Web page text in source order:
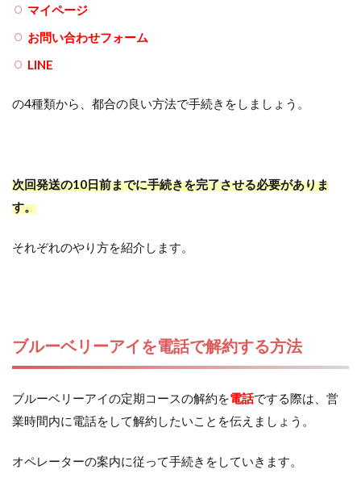
マイページ
お問い合わせフォーム
LINE
の4種類から、都合の良い方法で手続きをしましょう。
次回発送の10日前までに手続きを完了させる必要がありま
す。
それぞれのやり方を紹介します。
ブルーベリーアイを電話で解約する方法
ブルーベリーアイの定期コースの解約を電話でする際は、営
業時間内に電話をして解約したいことを伝えましょう。
オペレーターの案内に従って手続きをしていきます。